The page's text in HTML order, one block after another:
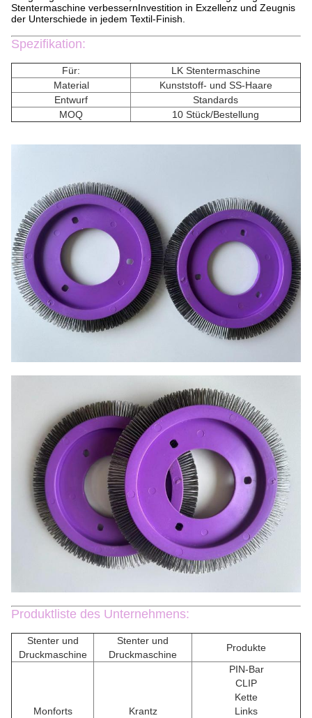
Stentermaschine verbessernInvestition in Exzellenz und Zeugnis
der Unterschiede in jedem Textil-Finish.
Spezifikation:
Für:
LK Stentermaschine
Material
Kunststoff- und SS-Haare
Entwurf
Standards
MOQ
10 Stück/Bestellung
Produktliste des Unternehmens:
Stenter und
Druckmaschine
Stenter und
Druckmaschine
Produkte
Monforts
Krantz
PIN-Bar
CLIP
Kette
Links